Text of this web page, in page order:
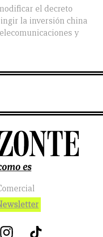
el decreto
la inversión china
y